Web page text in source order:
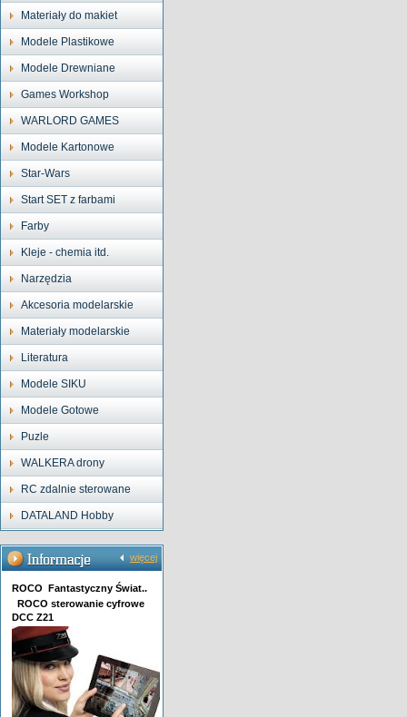
Materiały do makiet
Modele Plastikowe
Modele Drewniane
Games Workshop
WARLORD GAMES
Modele Kartonowe
Star-Wars
Start SET z farbami
Farby
Kleje - chemia itd.
Narzędzia
Akcesoria modelarskie
Materiały modelarskie
Literatura
Modele SIKU
Modele Gotowe
Puzle
WALKERA drony
RC zdalnie sterowane
DATALAND Hobby
więcej
ROCO Fantastyczny Świat..
ROCO sterowanie cyfrowe
DCC Z21